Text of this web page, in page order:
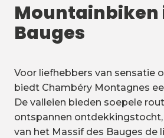
Mountainbiken
Bauges
Voor liefhebbers van sensatie
biedt Chambéry Montagnes
De valleien bieden soepele
ontspannen
van het Massif des Bauges de